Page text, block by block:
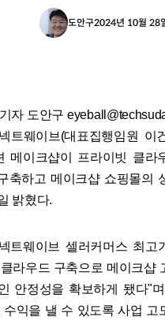
도안구2024년 10월 28
자 도안구
트웨이브(대표집행임원 이
메이크샵이 프라이빗 클라
축하고 메이크샵 쇼핑몰의
밝혔다.
트웨이브 셀러커머스 최고
라우드 구축으로 메이크샵
안정성을 확보하게 됐다"
수익을 낼 수 있도록 사업 고